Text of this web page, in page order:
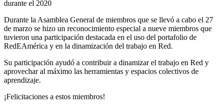
Durante la Asamblea General de miembros que se llevó a cabo el 27
de marzo se hizo un reconocimiento especial a nueve miembros que
tuvieron una participación destacada en el uso del portafolio de
RedEAmérica y en la dinamización del trabajo en Red.
Su participación ayudó a contribuir a dinamizar el trabajo en Red y
aprovechar al máximo las herramientas y espacios colectivos de
aprendizaje.
¡Felicitaciones a estos miembros!